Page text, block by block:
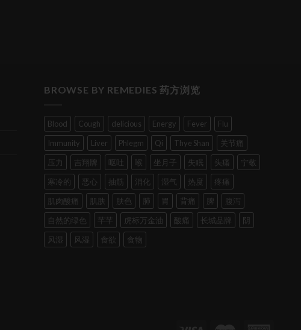
BROWSE BY REMEDIES 药方浏览
Blood Cough delicious Energy Fever
Flu
Immunity
Liver Phlegm Qi Thye Shan
关节痛
压力
吉翔牌 呕吐 喉 坐月子 失眠 头痛
宁敬
寒冷的
恶心 抽筋 消化 湿气 热度
疼痛
肌肉酸痛
肌肤 肤色 肺 胃 背痛 脾
腹泻
自然的绿色
芊芊 虎标万金油 酸痛 长城品牌
阴
风湿
风湿 食欲 食物